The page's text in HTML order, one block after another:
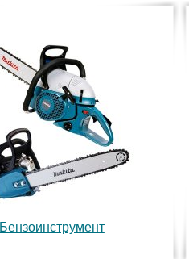
Бензоинструмент